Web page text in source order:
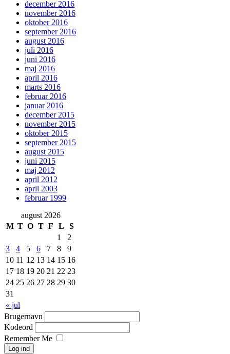
december 2016
november 2016
oktober 2016
september 2016
august 2016
juli 2016
juni 2016
maj 2016
april 2016
marts 2016
februar 2016
januar 2016
december 2015
november 2015
oktober 2015
september 2015
august 2015
juni 2015
maj 2012
april 2012
april 2003
februar 1999
august 2026
M T O T F L S
« jul
1
2
3
4 5 6 7 8
9
10 11 12 13 14 15 16
17 18 19 20 21 22 23
24 25 26 27 28 29 30
31
Brugernavn
Kodeord
Remember Me